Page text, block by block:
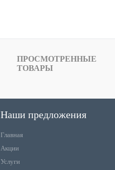
ПРОСМОТРЕННЫЕ
ТОВАРЫ
Наши предложения
Главная
Акции
Услуги